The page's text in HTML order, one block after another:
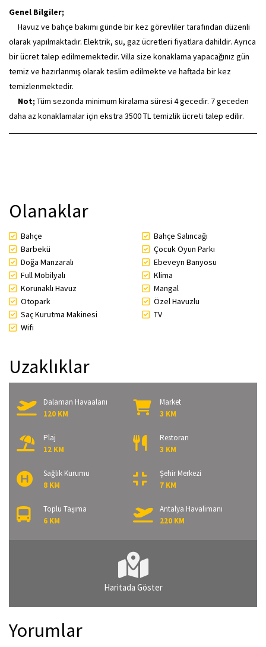
Genel Bilgiler;
Havuz ve bahçe bakımı günde bir kez görevliler tarafından düzenli
olarak yapılmaktadır. Elektrik, su, gaz ücretleri fiyatlara dahildir. Ayrıca
bir ücret talep edilmemektedir. Villa size konaklama yapacağınız gün
temiz ve hazırlanmış olarak teslim edilmekte ve haftada bir kez
temizlenmektedir.
Not; Tüm sezonda minimum kiralama süresi 4 gecedir. 7 geceden
daha az konaklamalar için ekstra 3500 TL temizlik ücreti talep edilir.
Olanaklar
Bahçe
Bahçe Salıncağı
Barbekü
Çocuk Oyun Parkı
Doğa Manzaralı
Ebeveyn Banyosu
Full Mobilyalı
Klima
Korunaklı Havuz
Mangal
Otopark
Özel Havuzlu
Saç Kurutma Makinesi
TV
Wifi
Uzaklıklar
Dalaman Havaalanı
120 KM
Market
3 KM
Plaj
12 KM
Restoran
3 KM
Sağlık Kurumu
8 KM
Şehir Merkezi
7 KM
Toplu Taşıma
6 KM
Antalya Havalimanı
220 KM
Haritada Göster
Yorumlar